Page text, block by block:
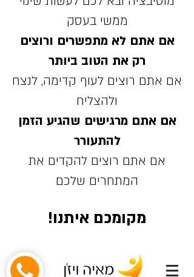
ממשי בעסק
אם אתם לא מתפשרים ורוצים
רק את הטוב ביותר
אם אתם רוצים לעוף קדימה, לנצח
ולהצליח
אם אתם מרגישים שהגיע הזמן
להתעורר
אם אתם רוצים להקדים את
המתחרים שלכם
מקומכם איתנו!